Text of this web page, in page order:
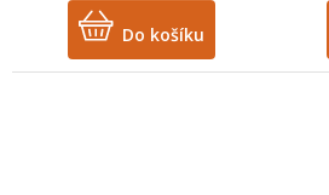
Do košíku